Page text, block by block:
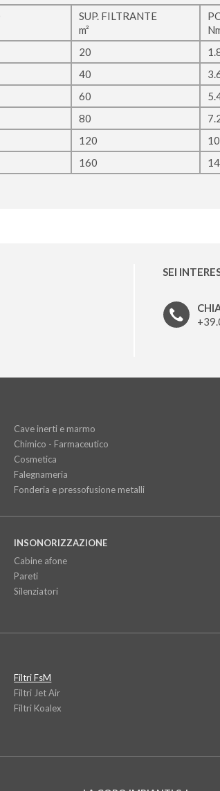
SUP. FILTRANTE
m²
20
40
60
80
120
160
SEI
Cave inerti e marmo
Chimico - Farmaceutico
Cosmetica
Falegnameria
Fonderia e pressofusione metalli
INSONORIZZAZIONE
Cabine afone
Pareti
Silenziatori
Filtri FsM
Filtri Jet Air
Filtri Koalex